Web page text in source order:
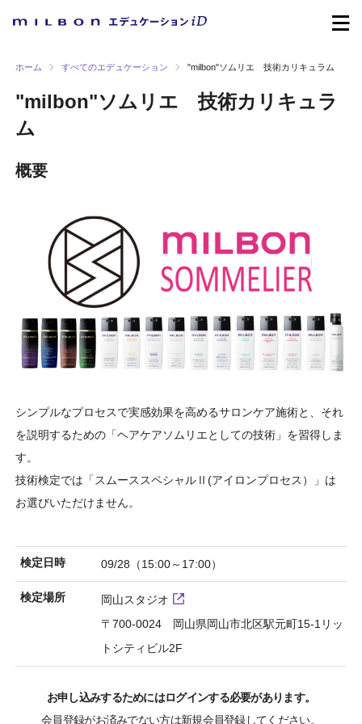
ホーム すべてのエデュケーション "milbon"ソムリエ 技術カリキュラム
"milbon"ソムリエ 技術カリキュラ
ム
概要
シンプルなプロセスで実感効果を高めるサロンケア施術と、それ
を説明するための「ヘアケアソムリエとしての技術」を習得しま
す。
技術検定では「スムーススペシャルⅡ(アイロンプロセス）」は
お選びいただけません。
検定日時 09/28（15:00～17:00）
検定場所
岡山スタジオ
〒700-0024 岡山県岡山市北区駅元町15-1リッ
トシティビル2F
お申し込みするためにはログインする必要があります。
会員登録がお済みでない方は新規会員登録してください。